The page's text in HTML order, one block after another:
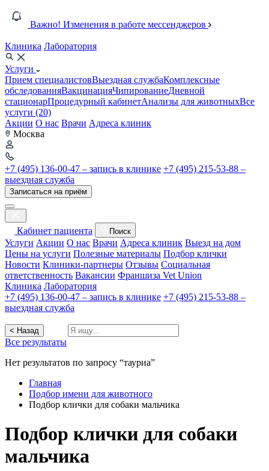
Важно! Изменения в работе мессенджеров
Клиника Лаборатория
Услуги
Прием специалистовВыездная службаКомплексные
обследованияВакцинацияЧипированиеДневной
стационарПроцедурный кабинетАнализы для животныхВсе
услуги (20)
Акции О нас Врачи Адреса клиник
Москва
+7 (495) 136-00-47 – запись в клинике +7 (495) 215-53-88 –
выездная служба
Записаться на приём
Кабинет пациента Поиск
Услуги Акции О нас Врачи Адреса клиник Выезд на дом
Цены на услуги Полезные материалы Подбор клички
Новости Клиники-партнеры Отзывы Социальная
ответственность Вакансии Франшиза Vet Union
Клиника Лаборатория
+7 (495) 136-00-47 – запись в клинике +7 (495) 215-53-88 –
выездная служба
< Назад
Все результаты
Нет результатов по запросу “тауриа”
Главная
Подбор имени для животного
Подбор клички для собаки мальчика
Подбор клички для собаки
мальчика